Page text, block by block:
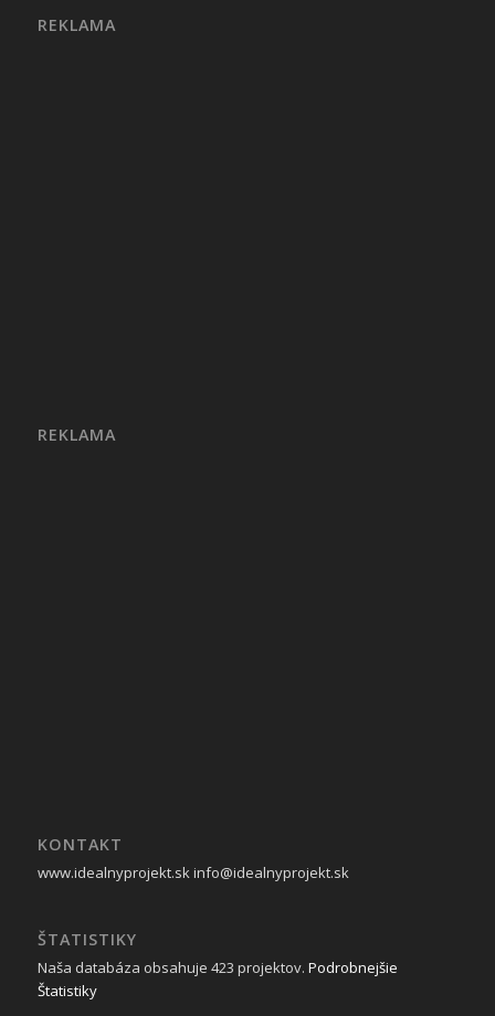
REKLAMA
REKLAMA
KONTAKT
www.idealnyprojekt.skinfo@idealnyprojekt.sk
ŠTATISTIKY
Naša databáza obsahuje 423 projektov. Podrobnejšie
Štatistiky